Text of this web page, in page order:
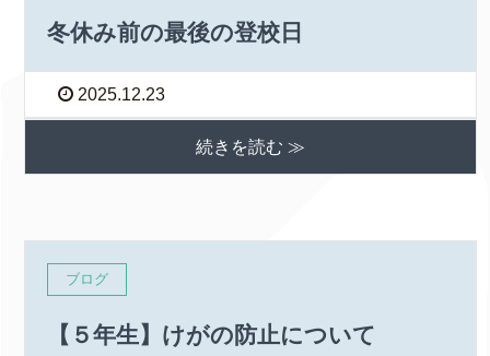
冬休み前の最後の登校日
2025.12.23
続きを読む ≫
ブログ
【５年生】けがの防止について